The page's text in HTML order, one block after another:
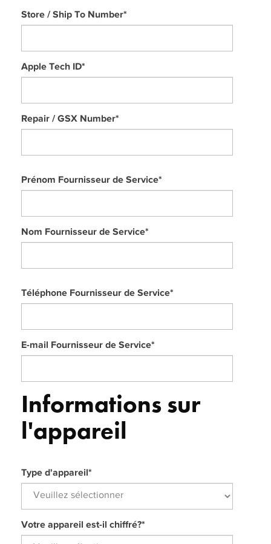
Store / Ship To Number*
Apple Tech ID*
Repair / GSX Number*
Prénom Fournisseur de Service*
Nom Fournisseur de Service*
Téléphone Fournisseur de Service*
E-mail Fournisseur de Service*
Informations sur
l'appareil
Type d'appareil *
Votre appareil est-il chiffré?*